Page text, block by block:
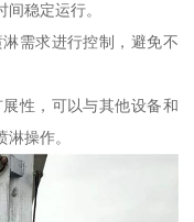
稳定运行。
需求进行控制，避免不
性，可以与其他设备和
操作。